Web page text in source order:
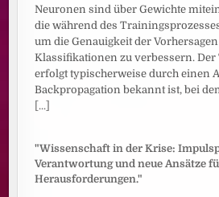
Neuronen sind über Gewichte
die während des
um die Genauigkeit der
Klassifikationen zu verbessern.
erfolgt typischerweise durch einen
Backpropagation bekannt ist, bei
[...]
"Wissenschaft in der Krise:
Verantwortung und neue Ansätze
Herausforderungen."